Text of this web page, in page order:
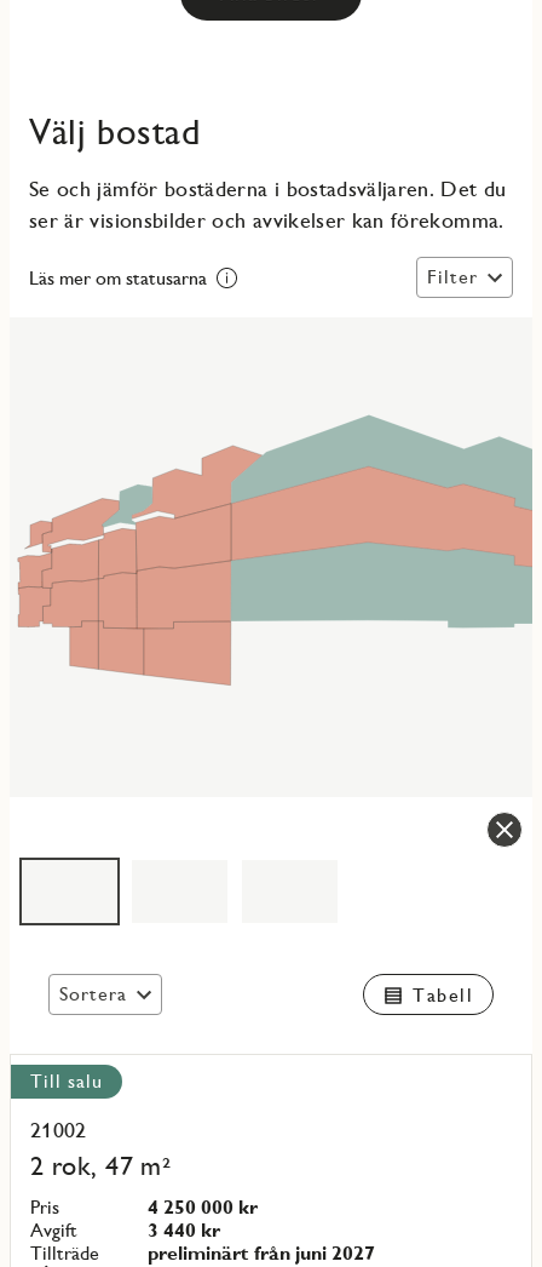
Välj bostad
Se och jämför bostäderna i bostadsväljaren. Det du
ser är visionsbilder och avvikelser kan förekomma.
Läs mer om statusarna Filter
Sortera Tabell
Visa
alla
objekt
Till salu
21002
2 rok, 47 m²
Pris
4 250 000 kr
Avgift
3 440 kr
Tillträde
preliminärt från juni 2027
Läs
mer
om
objekt
{objectNumber}